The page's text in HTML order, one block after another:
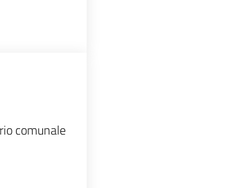
comunale